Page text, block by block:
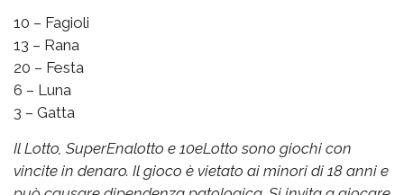
10 – Fagioli
13 – Rana
20 – Festa
6 – Luna
3 – Gatta
Il Lotto, SuperEnalotto e 10eLotto sono giochi con
vincite in denaro. Il gioco è vietato ai minori di 18 anni e